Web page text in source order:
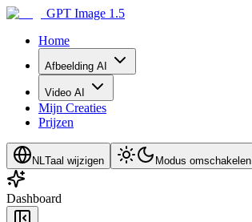
GPT Image 1.5
Home
Afbeelding AI
Video AI
Mijn Creaties
Prijzen
NLTaal wijzigen Modus omschakelen
Dashboard